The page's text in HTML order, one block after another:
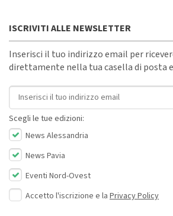
ISCRIVITI ALLE NEWSLETTER
Inserisci il tuo indirizzo email per
direttamente nella tua casella di posta
Indirizzo email
Scegli le tue edizioni:
News Alessandria
News Pavia
Eventi Nord-Ovest
Accetto l'iscrizione e la Privacy Policy